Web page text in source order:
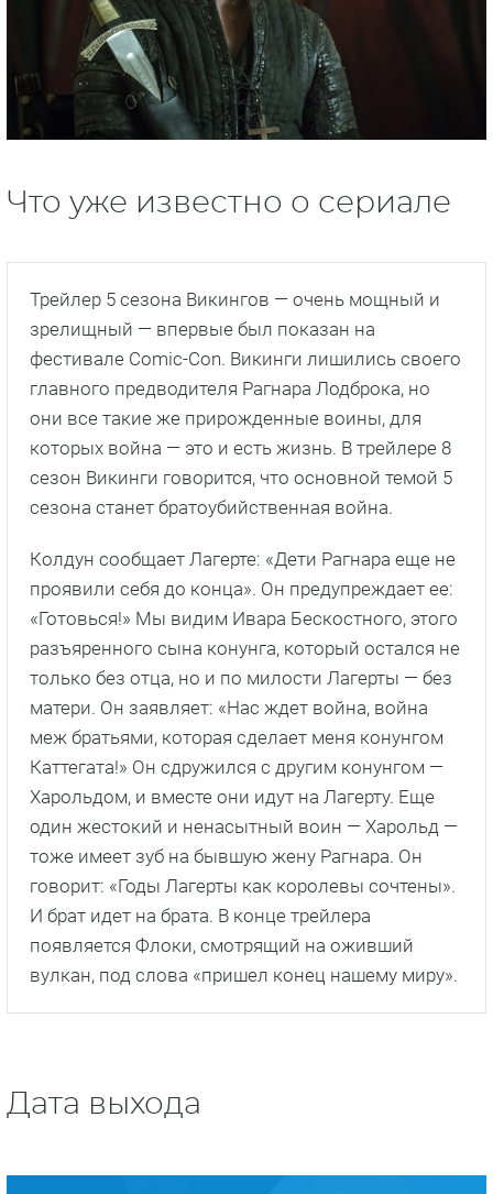
Что уже известно о сериале
Трейлер 5 сезона Викингов — очень мощный и
зрелищный — впервые был показан на
фестивале Comic-Con. Викинги лишились своего
главного предводителя Рагнара Лодброка, но
они все такие же прирожденные воины, для
которых война — это и есть жизнь. В трейлере 8
сезон Викинги говорится, что основной темой 5
сезона станет братоубийственная война.
Колдун сообщает Лагерте: «Дети Рагнара еще не
проявили себя до конца». Он предупреждает ее:
«Готовься!» Мы видим Ивара Бескостного, этого
разъяренного сына конунга, который остался не
только без отца, но и по милости Лагерты — без
матери. Он заявляет: «Нас ждет война, война
меж братьями, которая сделает меня конунгом
Каттегата!» Он сдружился с другим конунгом —
Харольдом, и вместе они идут на Лагерту. Еще
один жестокий и ненасытный воин — Харольд —
тоже имеет зуб на бывшую жену Рагнара. Он
говорит: «Годы Лагерты как королевы сочтены».
И брат идет на брата. В конце трейлера
появляется Флоки, смотрящий на оживший
вулкан, под слова «пришел конец нашему миру».
Дата выхода